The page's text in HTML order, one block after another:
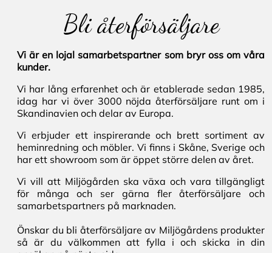
Bli återförsäljare
Vi är en lojal samarbetspartner som bryr oss om våra
kunder.
Vi har lång erfarenhet och är etablerade sedan 1985,
idag har vi över 3000 nöjda återförsäljare runt om i
Skandinavien och delar av Europa.
Vi erbjuder ett inspirerande och brett sortiment av
heminredning och möbler. Vi finns i Skåne, Sverige och
har ett showroom som är öppet större delen av året.
Vi vill att Miljögården ska växa och vara tillgängligt
för många och ser gärna fler återförsäljare och
samarbetspartners på marknaden.
Önskar du bli återförsäljare av Miljögårdens produkter
så är du välkommen att fylla i och skicka in din